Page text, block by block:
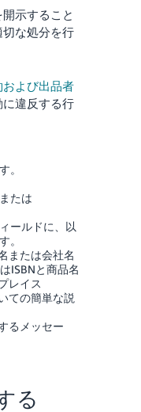
示すること
な処分を行
よび出品者
違反する行
。
たは
ールドに、以
。
または会社名
ISBNと商品名
レイス
ての簡単な説
るメッセー
る